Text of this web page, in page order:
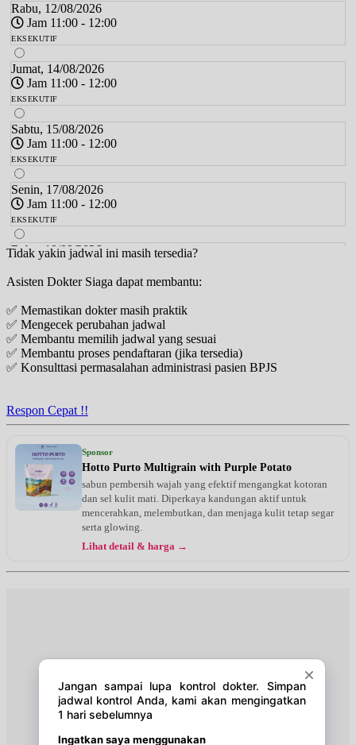
Rabu, 12/08/2026
Jam 11:00 - 12:00
EKSEKUTIF
Jumat, 14/08/2026
Jam 11:00 - 12:00
EKSEKUTIF
Sabtu, 15/08/2026
Jam 11:00 - 12:00
EKSEKUTIF
Senin, 17/08/2026
Jam 11:00 - 12:00
EKSEKUTIF
Rabu, 19/08/2026
Jam 11:00 - 12:00
EKSEKUTIF
Jumat, 21/08/2026
Jam 11:00 - 12:00
EKSEKUTIF
Sabtu, 22/08/2026
Jam 11:00 - 12:00
EKSEKUTIF
Rabu, 26/08/2026
Jam 11:00 - 12:00
Jumat, 28/08/2026
Jam 11:00 - 12:00
Rabu, 02/09/2026
Tidak yakin jadwal ini masih tersedia?
Asisten Dokter Siaga dapat membantu:
✅ Memastikan dokter masih praktik
✅ Mengecek perubahan jadwal
✅ Membantu memilih jadwal yang sesuai
✅ Membantu proses pendaftaran (jika tersedia)
✅ Konsulttasi permasalahan administrasi pasien BPJS
Respon Cepat !!
Sponsor
Hotto Purto Multigrain with Purple Potato
sabun pembersih wajah yang efektif mengangkat kotoran
dan sel kulit mati. Diperkaya kandungan aktif untuk
mencerahkan, melembutkan, dan menjaga kulit tetap segar
serta glowing.
Lihat detail & harga →